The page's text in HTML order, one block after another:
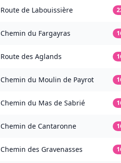
Route de Labouissière
Chemin du Fargayras
Route des Aglands
Chemin du Moulin de Payrot
Chemin du Mas de Sabrié
Chemin de Cantaronne
Chemin des Gravenasses